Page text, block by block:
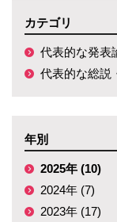
カテゴリ
代表的な発表
代表的な総説
年別
2025年 (10)
2024年 (7)
2023年 (17)